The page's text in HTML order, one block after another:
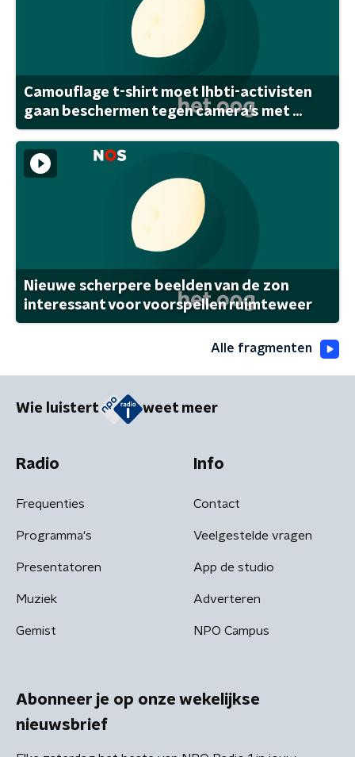
Camouflage t-shirt moet lhbti-activisten
gaan beschermen tegen camera's met ...
Nieuwe scherpere beelden van de zon
interessant voor voorspellen ruimteweer
Alle fragmenten
Wie luistert weet meer
Radio
Frequenties
Programma's
Presentatoren
Muziek
Gemist
Info
Contact
Veelgestelde vragen
App de studio
Adverteren
NPO Campus
Abonneer je op onze wekelijkse
nieuwsbrief